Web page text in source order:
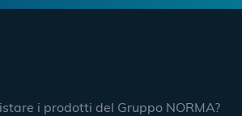
i prodotti del Gruppo NORMA?